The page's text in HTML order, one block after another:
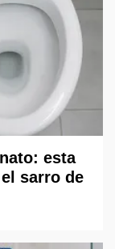
esta
sarro de